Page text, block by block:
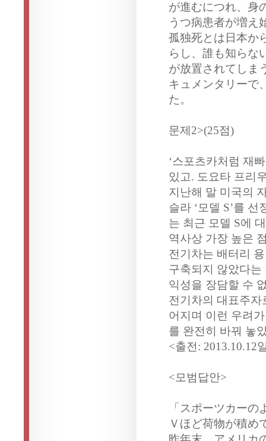
が進むにつれ、身
うつ病患者が増え
孤独死とは日本か
らし、誰も知らな
が放置されてしま
キュメンタリーで
た。
문제2>(25점)
‘스포츠카처럼 재
있고. 도요타 프리
지난해 말 미국의
슬라 ‘모델 S’를
는 최근 모델 S에
역사상 가장 높은
전기차는 배터리
구축되지 않았다
익성을 장담할 수
전기차의 대표주
어지며 이런 우려
를 완전히 바꿔 놓
<출전: 2013.10.12
<모범답안>
「スポーツカー
Ｖほど荷物が積め